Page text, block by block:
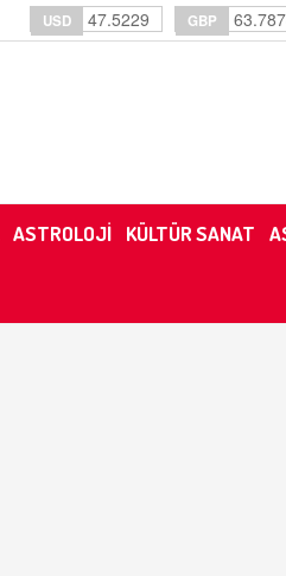
USD 47.5229 GBP
ASTROLOJİ KÜLTÜR SANAT